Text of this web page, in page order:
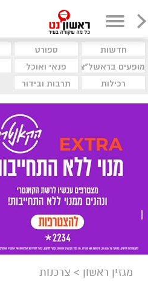
חדשות ספורט
מופעים בראשל"צ
פנאי ואוכל
רכילות
תרבות ובידור
מגזין ראשון > צרכנות